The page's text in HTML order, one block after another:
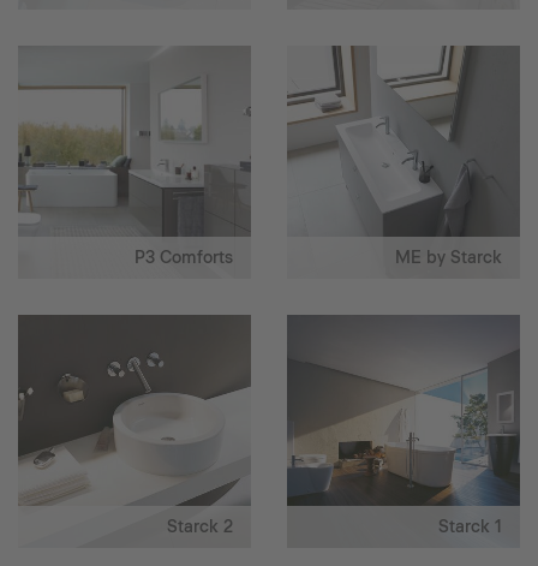
ME by Starck
P3 Comforts
Starck 1
Starck 2